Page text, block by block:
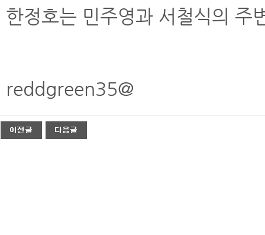
한정호는 민주영과 서철식의 주
reddgreen35@